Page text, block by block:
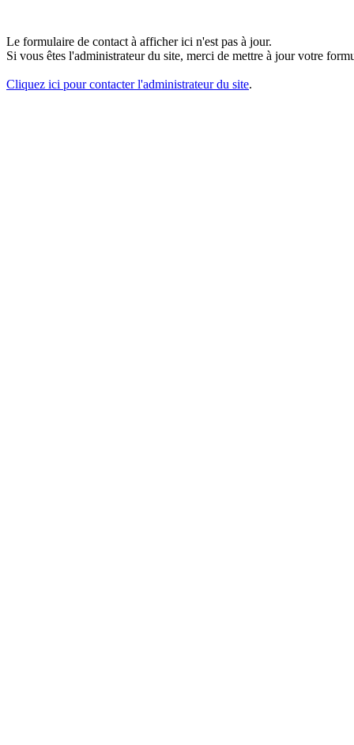
Le formulaire de contact à afficher ici n'est pas à jour.
Si vous êtes l'administrateur du site, merci de mettre à jour votre
Cliquez ici pour contacter l'administrateur du site.